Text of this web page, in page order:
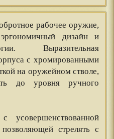
рабочее оружие,
дизайн и
Выразительная
с хромированными
на оружейном стволе,
до уровня ручного
усовершенствованной
стрелять с